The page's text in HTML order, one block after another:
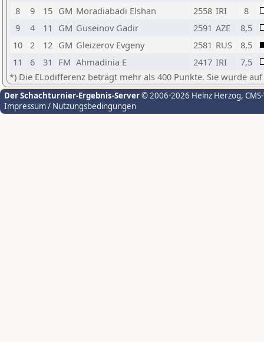
8
9 15 GM Moradiabadi Elshan 2558 IRI
8
9
4 11 GM Guseinov Gadir 2591 AZE
8,5
10
2 12 GM Gleizerov Evgeny 2581 RUS
8,5
11
6 31 FM Ahmadinia E 2417 IRI
7,5
*) Die ELodifferenz beträgt mehr als 400 Punkte. Sie wurde
Der Schachturnier-Ergebnis-Server© 2006-2026 Heinz Herzog,
Impressum / Nutzungsbedingungen